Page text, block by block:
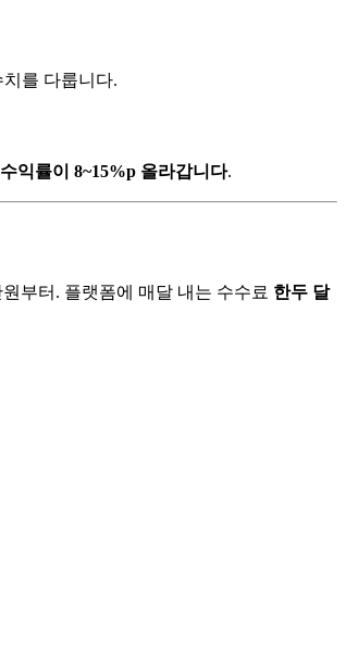
를 다룹니다.
수익률이 8~15%p 올라갑니다.
부터. 플랫폼에 매달 내는 수수료 한두 달